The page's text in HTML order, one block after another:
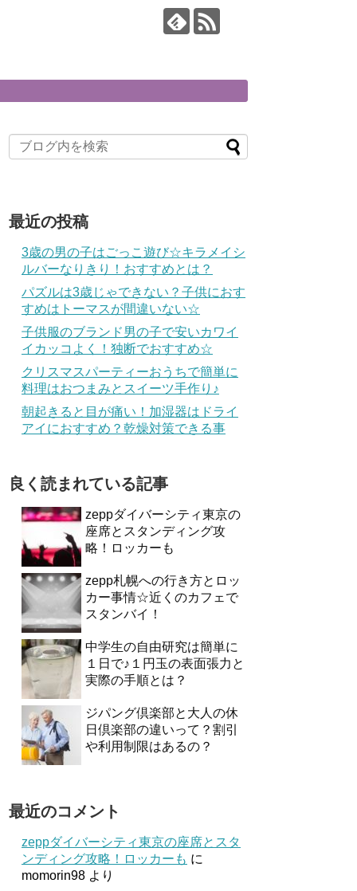
最近の投稿
3歳の男の子はごっこ遊び☆キラメイシ
ルバーなりきり！おすすめとは？
パズルは3歳じゃできない？子供におす
すめはトーマスが間違いない☆
子供服のブランド男の子で安いカワイ
イカッコよく！独断でおすすめ☆
クリスマスパーティーおうちで簡単に
料理はおつまみとスイーツ手作り♪
朝起きると目が痛い！加湿器はドライ
アイにおすすめ？乾燥対策できる事
良く読まれている記事
zeppダイバーシティ東京の
座席とスタンディング攻
略！ロッカーも
zepp札幌への行き方とロッ
カー事情☆近くのカフェで
スタンバイ！
中学生の自由研究は簡単に
１日で♪１円玉の表面張力と
実際の手順とは？
ジパング倶楽部と大人の休
日倶楽部の違いって？割引
や利用制限はあるの？
最近のコメント
zeppダイバーシティ東京の座席とスタ
ンディング攻略！ロッカーも に
momorin98 より